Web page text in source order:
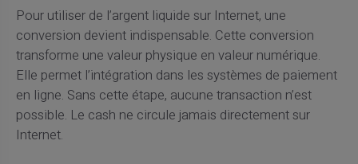
Pour utiliser de l’argent liquide sur Internet, une
conversion devient indispensable. Cette conversion
transforme une valeur physique en valeur numérique.
Elle permet l’intégration dans les systèmes de paiement
en ligne. Sans cette étape, aucune transaction n’est
possible. Le cash ne circule jamais directement sur
Internet.